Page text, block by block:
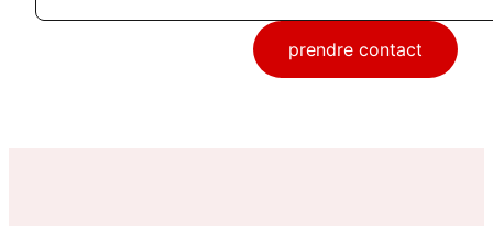
prendre contact